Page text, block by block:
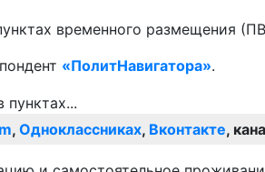
временного размещения
«ПолитНавигатора».
, Одноклассниках, Вконтакте,